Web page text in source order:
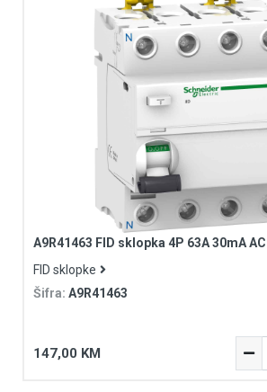
A9R41463 FID sklopka 4P 63A 30mA
FID sklopke
Šifra: A9R41463
147,00 KM